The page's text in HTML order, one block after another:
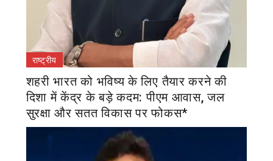
राष्ट्रीय
शहरी भारत को भविष्य के लिए तैयार करने की
दिशा में केंद्र के बड़े कदम: पीएम आवास, जल
सुरक्षा और सतत विकास पर फोकस*